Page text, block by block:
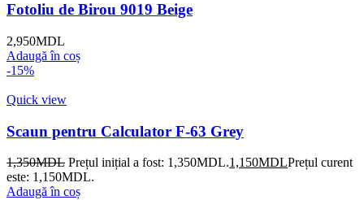
Fotoliu de Birou 9019 Beige
2,950MDL
Adaugă în coș
-15%
Quick view
Scaun pentru Calculator F-63 Grey
1,350MDL Prețul inițial a fost: 1,350MDL.1,150MDLPrețul curent
este: 1,150MDL.
Adaugă în coș